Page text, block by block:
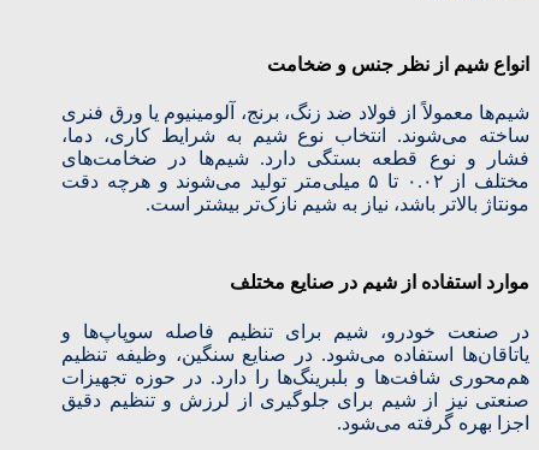
انواع شیم از نظر جنس و ضخامت
شیم‌ها معمولاً از فولاد ضد زنگ، برنج، آلومینیوم یا ورق فنری
ساخته می‌شوند. انتخاب نوع شیم به شرایط کاری، دما،
فشار و نوع قطعه بستگی دارد. شیم‌ها در ضخامت‌های
مختلف از ۰.۰۲ تا ۵ میلی‌متر تولید می‌شوند و هرچه دقت
مونتاژ بالاتر باشد، نیاز به شیم نازک‌تر بیشتر است.
موارد استفاده از شیم در صنایع مختلف
در صنعت خودرو، شیم برای تنظیم فاصله سوپاپ‌ها و
یاتاقان‌ها استفاده می‌شود. در صنایع سنگین، وظیفه تنظیم
هم‌محوری شافت‌ها و بلبرینگ‌ها را دارد. در حوزه تجهیزات
صنعتی نیز از شیم برای جلوگیری از لرزش و تنظیم دقیق
اجزا بهره گرفته می‌شود.